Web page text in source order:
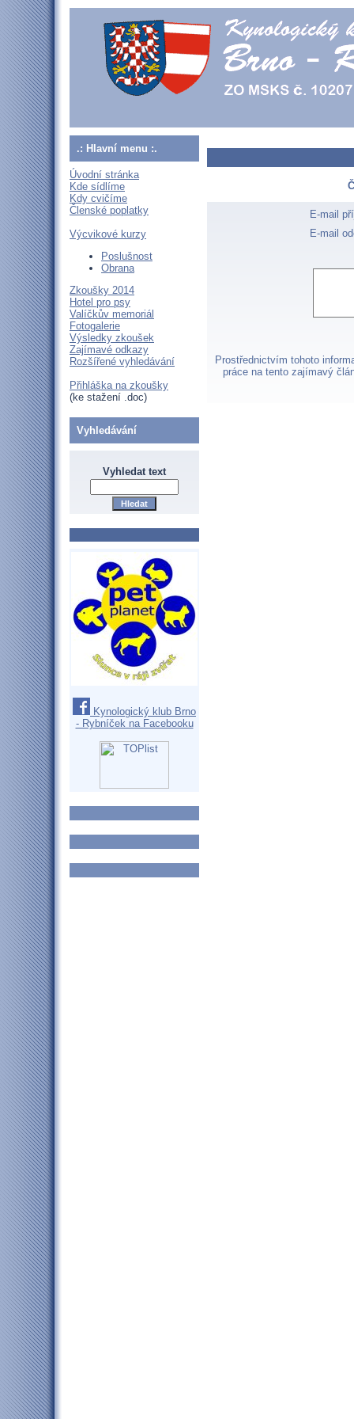
.: Hlavní menu :.
Úvodní stránka
Kde sídlíme
Kdy cvičíme
Členské poplatky
Výcvikové kurzy
Poslušnost
Obrana
Zkoušky 2014
Hotel pro psy
Valíčkův memoriál
Fotogalerie
Výsledky zkoušek
Zajímavé odkazy
Rozšířené vyhledávání
Přihláška na zkoušky
(ke stažení .doc)
Vyhledávání
Vyhledat text
Kynologický klub Brno
- Rybníček na Facebooku
E-mail
E-mail
Prostřednictvím tohoto
práce na tento zajímavý